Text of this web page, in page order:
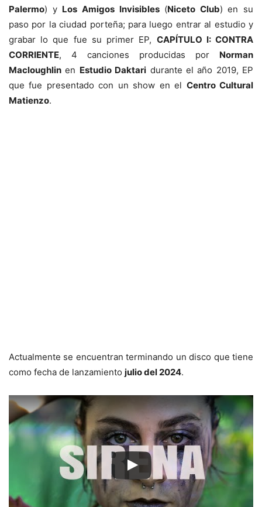
Palermo) y Los Amigos Invisibles(Niceto Club) en su
paso por la ciudad porteña; para luego entrar al estudio y
grabar lo que fue su primer EP, CAPÍTULO I: CONTRA
CORRIENTE, 4 canciones producidas por Norman
Macloughlin en Estudio Daktari durante el año 2019, EP
que fue presentado con un show en el Centro Cultural
Matienzo.
Actualmente se encuentran terminando un disco que tiene
como fecha de lanzamiento julio del 2024.